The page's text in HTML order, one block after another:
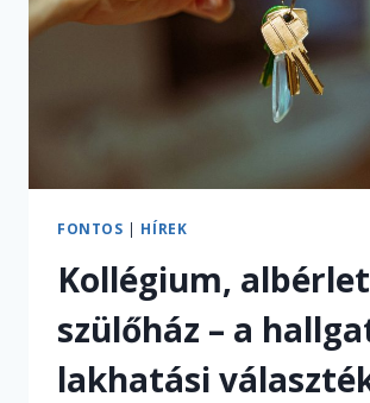
FONTOS | HÍREK
Kollégium,
szülőház – a
lakhatási